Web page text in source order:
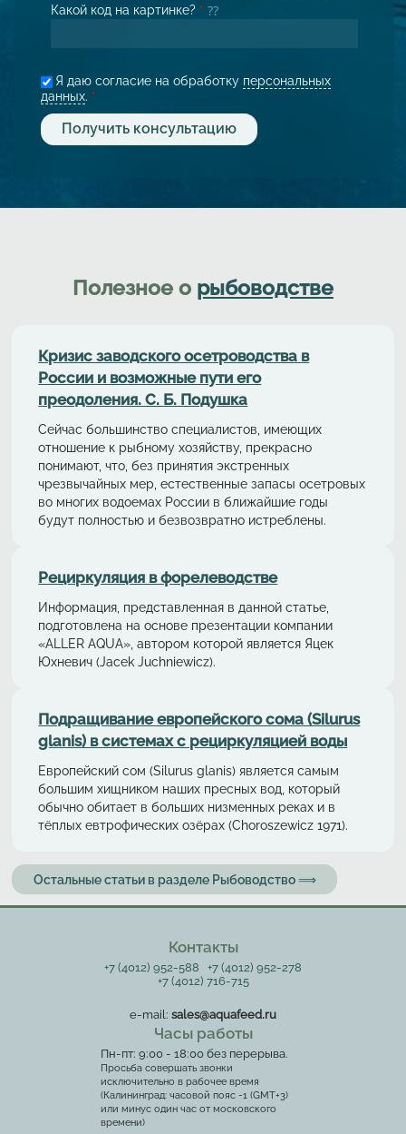
Какой код на картинке? *
Я даю согласие на обработку персональных
данных. *
Полезное о рыбоводстве
Кризис заводского осетроводства в
России и возможные пути его
преодоления. С. Б. Подушка
Сейчас большинство специалистов, имеющих
отношение к рыбному хозяйству, прекрасно
понимают, что, без принятия экстренных
чрезвычайных мер, естественные запасы осетровых
во многих водоемах России в ближайшие годы
будут полностью и безвозвратно истреблены.
Рециркуляция в форелeводстве
Информация, представленная в данной статье,
подготовлена на основе презентации компании
«ALLER AQUA», автором которой является Яцек
Юхневич (Jacek Juchniewicz).
Подращивание европейского сома (Silurus
glanis) в системах с рециркуляциeй воды
Европейский сом (Silurus glanis) является самым
большим хищником наших пресных вод, который
обычно обитает в больших низменных реках и в
тёплых евтрофических озёрах (Choroszewicz 1971).
Остальные статьи в разделе Рыбоводство ⟹
Контакты
+7 (4012) 952-588
+7 (4012) 952-278
+7 (4012) 716-715
e-mail: sales@aquafeed.ru
Часы работы
Пн-пт: 9:00 - 18:00 без перерыва.
Просьба совершать звонки
исключительно в рабочее время
(Калининград: часовой пояс -1 (GMT+3)
или минус один час от московского
времени)